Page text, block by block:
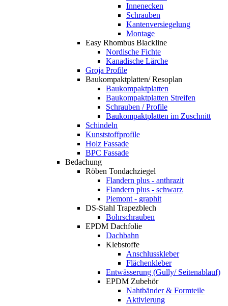
Innenecken
Schrauben
Kantenversiegelung
Montage
Easy Rhombus Blackline
Nordische Fichte
Kanadische Lärche
Groja Profile
Baukompaktplatten/ Resoplan
Baukompaktplatten
Baukompaktplatten Streifen
Schrauben / Profile
Baukompaktplatten im Zuschnitt
Schindeln
Kunststoffprofile
Holz Fassade
BPC Fassade
Bedachung
Röben Tondachziegel
Flandern plus - anthrazit
Flandern plus - schwarz
Piemont - graphit
DS-Stahl Trapezblech
Bohrschrauben
EPDM Dachfolie
Dachbahn
Klebstoffe
Anschlusskleber
Flächenkleber
Entwässerung (Gully/ Seitenablauf)
EPDM Zubehör
Nahtbänder & Formteile
Aktivierung